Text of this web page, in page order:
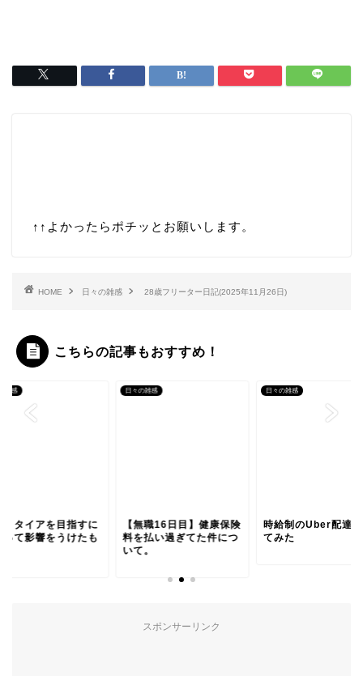
↑↑ よかったらポチッとお願いします。
HOME 日々の雑感 28歳フリーター日記(2025年11月26日)
こちらの記事もおすすめ！
雑感
リタイアを目指すに
って影響をうけたも
日々の雑感
【無職16日目】健康保険
料を払い過ぎてた件につ
いて。
日々の雑感
時給制のUber配達
てみた
スポンサーリンク